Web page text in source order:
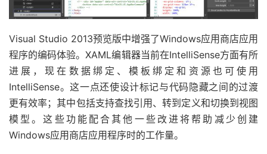
Visual Studio 2013预览版中增强了Windows应用商店应用
程序的编码体验。XAML编辑器当前在IntelliSense方面有所
进展，现在数据绑定、模板绑定和资源也可使用
IntelliSense。这一点还使设计标记与代码隐藏之间的过渡
更有效率；其中包括支持查找引用、转到定义和切换到视图
模型。这些功能配合其他一些改进将帮助减少创建
Windows应用商店应用程序时的工作量。